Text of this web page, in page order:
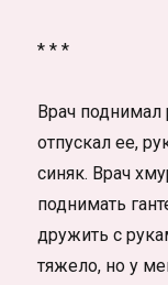
* * *
Врач поднимал
отпускал ее,
синяк. Врач
поднимать
дружить с
тяжело, но у